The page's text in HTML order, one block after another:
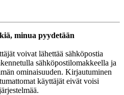
minua pyydetään
voivat lähettää sähköpostia
sähköpostilomakkeella ja
ominaisuuden. Kirjautuminen
käyttäjät eivät voisi